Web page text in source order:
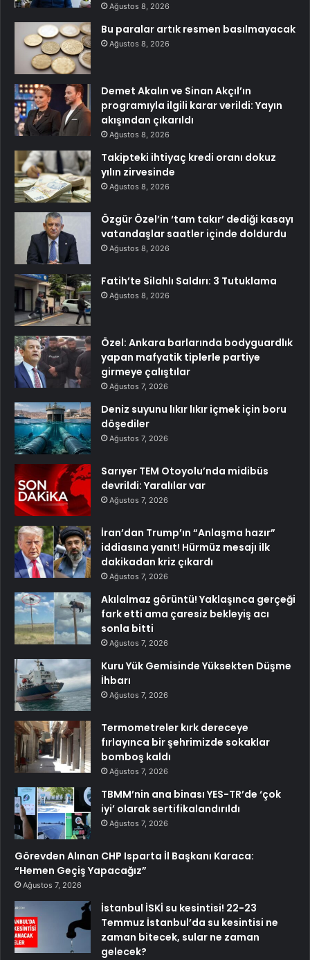
Ağustos 8, 2026
Bu paralar artık resmen basılmayacak
Ağustos 8, 2026
Demet Akalın ve Sinan Akçıl’ın
programıyla ilgili karar verildi: Yayın
akışından çıkarıldı
Ağustos 8, 2026
Takipteki ihtiyaç kredi oranı dokuz
yılın zirvesinde
Ağustos 8, 2026
Özgür Özel’in ‘tam takır’ dediği kasayı
vatandaşlar saatler içinde doldurdu
Ağustos 8, 2026
Fatih’te Silahlı Saldırı: 3 Tutuklama
Ağustos 8, 2026
Özel: Ankara barlarında bodyguardlık
yapan mafyatik tiplerle partiye
girmeye çalıştılar
Ağustos 7, 2026
Deniz suyunu lıkır lıkır içmek için boru
döşediler
Ağustos 7, 2026
Sarıyer TEM Otoyolu’nda midibüs
devrildi: Yaralılar var
Ağustos 7, 2026
İran’dan Trump’ın “Anlaşma hazır”
iddiasına yanıt! Hürmüz mesajı ilk
dakikadan kriz çıkardı
Ağustos 7, 2026
Akılalmaz görüntü! Yaklaşınca gerçeği
fark etti ama çaresiz bekleyiş acı
sonla bitti
Ağustos 7, 2026
Kuru Yük Gemisinde Yüksekten Düşme
İhbarı
Ağustos 7, 2026
Termometreler kırk dereceye
fırlayınca bir şehrimizde sokaklar
bomboş kaldı
Ağustos 7, 2026
TBMM’nin ana binası YES-TR’de ‘çok
iyi’ olarak sertifikalandırıldı
Ağustos 7, 2026
Görevden Alınan CHP Isparta İl Başkanı Karaca:
“Hemen Geçiş Yapacağız”
Ağustos 7, 2026
İstanbul İSKİ su kesintisi! 22-23
Temmuz İstanbul’da su kesintisi ne
zaman bitecek, sular ne zaman
gelecek?